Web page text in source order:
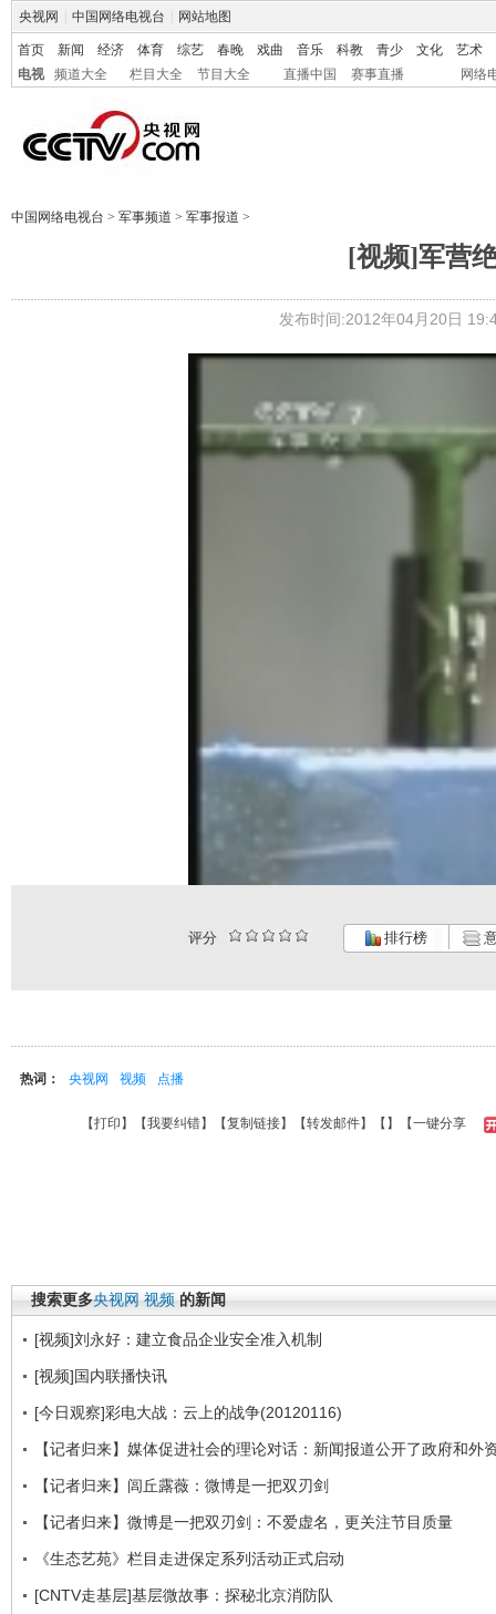
央视网 中国网络电视台 网站地图
首页 新闻 经济 体育 综艺 春晚 戏曲 音乐 科教 青少 文化
艺术
电视
频道大全 栏目大全 节目大全 直播中国 赛事直播 网络
中国网络电视台 > 军事频道 > 军事报道 >
[视频]军营
发布时间:2012年04月20日
评分 排行榜
热词： 央视网 视频 点播
【打印 】【我要纠错】【复制链接】【转发邮件】【 】 【一键分享
搜索更多央视网 视频 的新闻
[视频]刘永好：建立食品企业安全准入机制
[视频]国内联播快讯
[今日观察]彩电大战：云上的战争(20120116)
【记者归来】媒体促进社会的理论对话：新闻报道公开了政府和外
【记者归来】闾丘露薇：微博是一把双刃剑
【记者归来】微博是一把双刃剑：不爱虚名，更关注节目质量
《生态艺苑》栏目走进保定系列活动正式启动
[CNTV走基层]基层微故事：探秘北京消防队